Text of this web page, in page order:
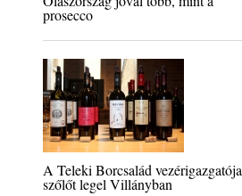
prosecco
A Teleki Borcsalád vezérigazgatója
szőlőt legel Villányban